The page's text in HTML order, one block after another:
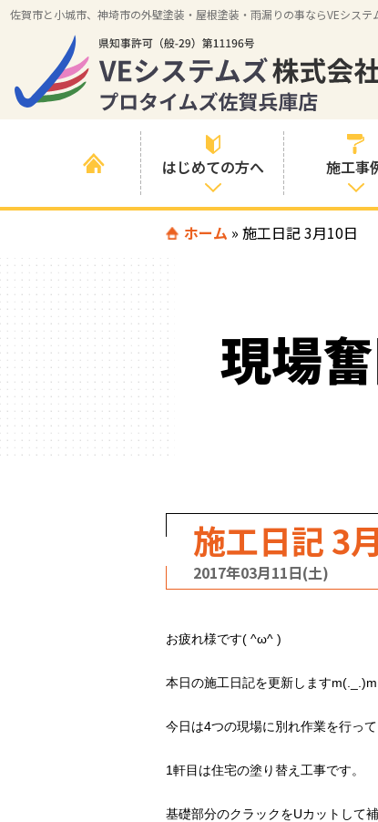
佐賀市と小城市、神埼市の外壁塗装・屋根塗装・雨漏りの事ならVEシステ
はじめての方へ
はじめて外壁塗
いる方へ
喜んでいただけ
る３つの理由
施工事
すべての事例
例
色の事例
ホーム » 施工日記 3月10日
現場
施工日記 3
2017年03月11日(土)
お疲れ様です( ^ω^ )
本日の施工日記を更新しますm(._.)m
今日は4つの現場に別れ作業を行っ
1軒目は住宅の塗り替え工事です。
基礎部分のクラックをUカットして